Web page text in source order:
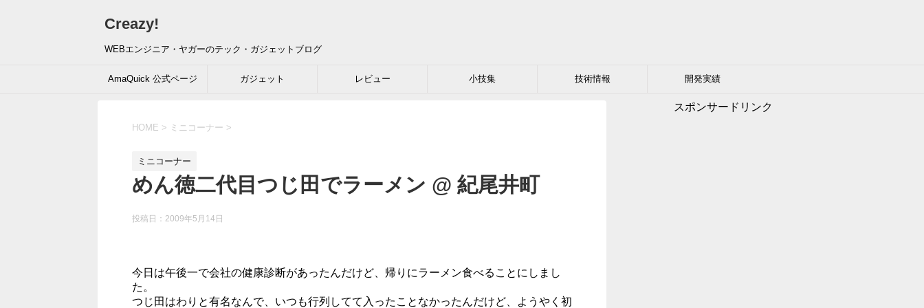
Creazy!
WEBエンジニア・ヤガーのテック・ガジェットブログ
AmaQuick 公式ページ ガジェット レビュー 小技集 技術情報 開発実績
HOME > ミニコーナー >
ミニコーナー
めん徳二代目つじ田でラーメン @ 紀尾井町
投稿日： 2009年5月14日
今日は午後一で会社の健康診断があったんだけど、帰りにラーメン食べることにしまし
た。
つじ田はわりと有名なんで、いつも行列してて入ったことなかったんだけど、ようやく初
スポンサードリンク